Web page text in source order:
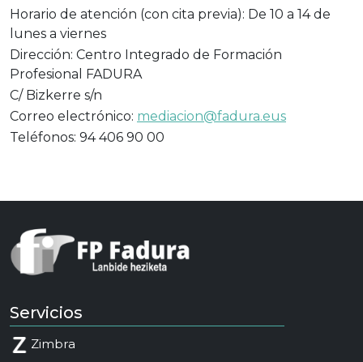
Horario de atención (con cita previa): De 10 a 14 de
lunes a viernes
Dirección: Centro Integrado de Formación
Profesional FADURA
C/ Bizkerre s/n
Correo electrónico: mediacion@fadura.eus
Teléfonos: 94 406 90 00
Servicios
Zimbra